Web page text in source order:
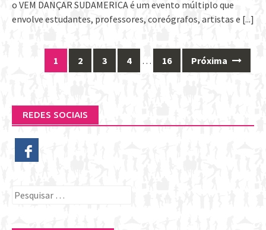
o VEM DANÇAR SUDAMERICA é um evento múltiplo que
envolve estudantes, professores, coreógrafos, artistas e [...]
1 2 3 4 … 16 Próxima
REDES SOCIAIS
Pesquisar